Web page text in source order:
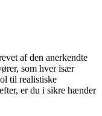
af den anerkendte
som hver især
til realistiske
er du i sikre hænder